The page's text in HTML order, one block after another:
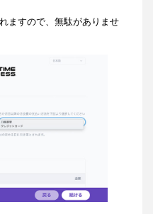
ますので、無駄がありませ